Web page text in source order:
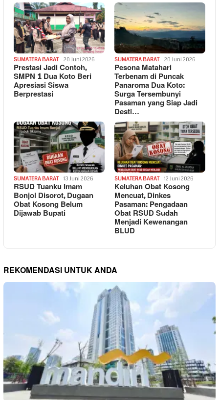
SUMATERA BARAT 20 Juni 2026
Prestasi Jadi Contoh,
SMPN 1 Dua Koto Beri
Apresiasi Siswa
Berprestasi
SUMATERA BARAT 20 Juni 2026
Pesona Matahari
Terbenam di Puncak
Panaroma Dua Koto:
Surga Tersembunyi
Pasaman yang Siap Jadi
Desti…
SUMATERA BARAT 13 Juni 2026
RSUD Tuanku Imam
Bonjol Disorot, Dugaan
Obat Kosong Belum
Dijawab Bupati
SUMATERA BARAT 12 Juni 2026
Keluhan Obat Kosong
Mencuat, Dinkes
Pasaman: Pengadaan
Obat RSUD Sudah
Menjadi Kewenangan
BLUD
REKOMENDASI UNTUK ANDA